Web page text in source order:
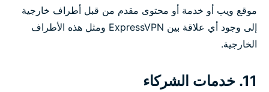
موقع ويب أو خدمة أو محتوى مقدم من قبل أطراف خارجية
إلى وجود أي علاقة بين ExpressVPN ومثل هذه الأطراف
الخارجية.
11. خدمات الشركاء